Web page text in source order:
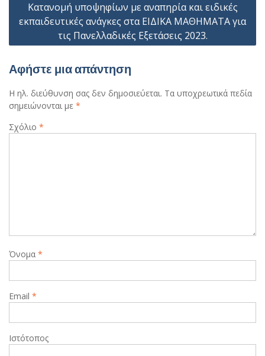
Κατανομή υποψηφίων με αναπηρία και ειδικές
εκπαιδευτικές ανάγκες στα ΕΙΔΙΚΑ ΜΑΘΗΜΑΤΑ για
τις Πανελλαδικές Εξετάσεις 2023.
Αφήστε μια απάντηση
Η ηλ. διεύθυνση σας δεν δημοσιεύεται. Τα υποχρεωτικά πεδία
σημειώνονται με *
Σχόλιο *
Όνομα *
Email *
Ιστότοπος